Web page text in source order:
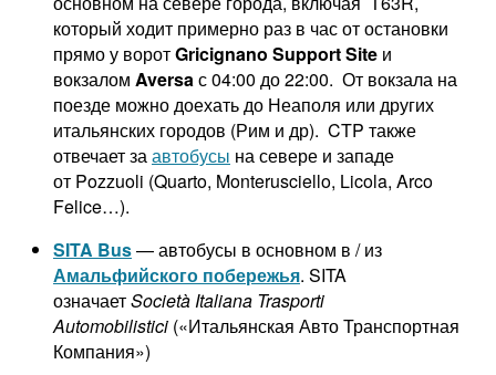
который ходит примерно раз в час от остановки
прямо у воротGricignano Support Site и
вокзалом Aversaс 04:00 до 22:00. От вокзала на
поезде можно доехать до Неаполя или других
итальянских городов (Рим и др). CTP также
отвечает заавтобусы на севере и западе
от Pozzuoli (Quarto, Monterusciello, Licola, Arco
Felice…).
SITA Bus— автобусы в основном в / из
Амальфийского побережья. SITA
означаетSocietà Italiana Trasporti
Automobilistici («Итальянская Авто Транспортная
Компания»)